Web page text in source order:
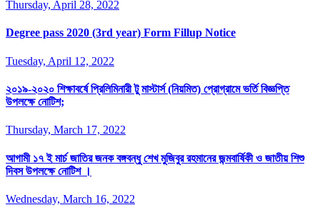
Thursday, April 28, 2022
Degree pass 2020 (3rd year) Form Fillup Notice
Tuesday, April 12, 2022
২০১৯-২০২০ শিক্ষাবর্ষে প্রিলিমিনারী টু মাস্টার্স (নিয়মিত) প্রোগ্রামে ভর্তি বিজ্ঞপ্তি
উপলক্ষে নোটিশ;
Thursday, March 17, 2022
আগামী ১৭ ই মার্চ জাতির জনক বঙ্গবন্ধু শেখ মুজিবুর রহমানের জন্মবার্ষিকী ও জাতীয় শিশু
দিবস উপলক্ষে নোটিশ ।
Wednesday, March 16, 2022